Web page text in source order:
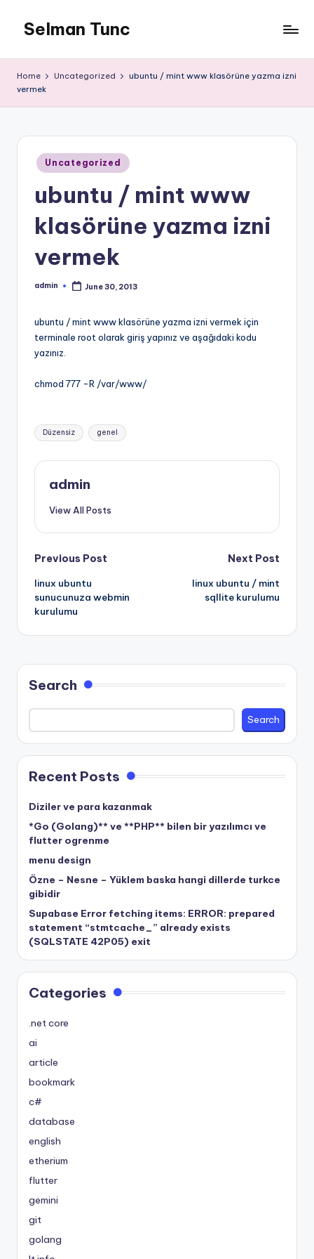
Selman Tunc
Home Uncategorized
ubuntu / mint www klasörüne yazma izni
vermek
Posted
in
Uncategorized
ubuntu / mint www
klasörüne yazma izni
vermek
Posted
admin June 30, 2013
ubuntu / mint www klasörüne yazma izni vermek için
terminale root olarak giriş yapınız ve aşağıdaki kodu
yazınız.
chmod 777 -R /var/www/
Tags:
Düzensiz genel
admin
View All Posts
Post
navigation
Previous Post
linux ubuntu
sunucunuza webmin
kurulumu
Next Post
linux ubuntu / mint
sqllite kurulumu
Search
Search
Recent Posts
Diziler ve para kazanmak
*Go (Golang)** ve **PHP** bilen bir yazılımcı ve
flutter ogrenme
menu design
Özne – Nesne – Yüklem baska hangi dillerde turkce
gibidir
Supabase Error fetching items: ERROR: prepared
statement “stmtcache_” already exists
(SQLSTATE 42P05) exit
Categories
.net core
ai
article
bookmark
c#
database
english
etherium
flutter
gemini
git
golang